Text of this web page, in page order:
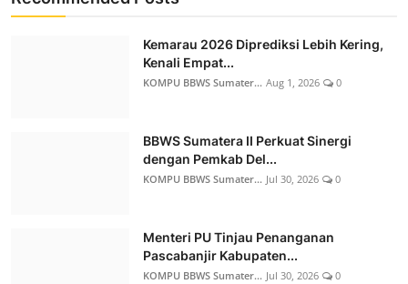
Kemarau 2026 Diprediksi Lebih Kering,
Kenali Empat...
KOMPU BBWS Sumater... Aug 1, 2026 0
BBWS Sumatera II Perkuat Sinergi
dengan Pemkab Del...
KOMPU BBWS Sumater... Jul 30, 2026 0
Menteri PU Tinjau Penanganan
Pascabanjir Kabupaten...
KOMPU BBWS Sumater... Jul 30, 2026 0